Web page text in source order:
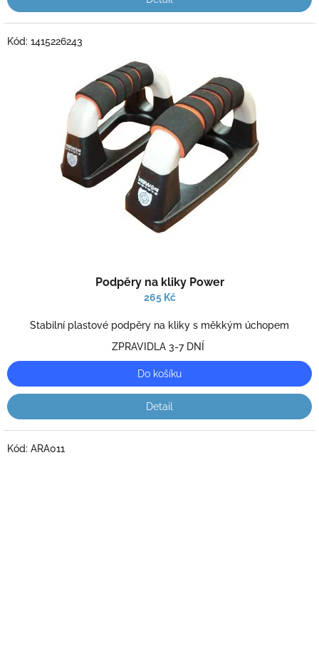
hodnocení
produktu
5,0
5
hvězdiček.
Podpěry na kliky Power
265 Kč
Stabilní plastové podpěry na kliky s měkkým úchopem
ZPRAVIDLA 3-7 DNÍ
Do košíku
Detail
Kód: 1415226243
Kód: ARA011